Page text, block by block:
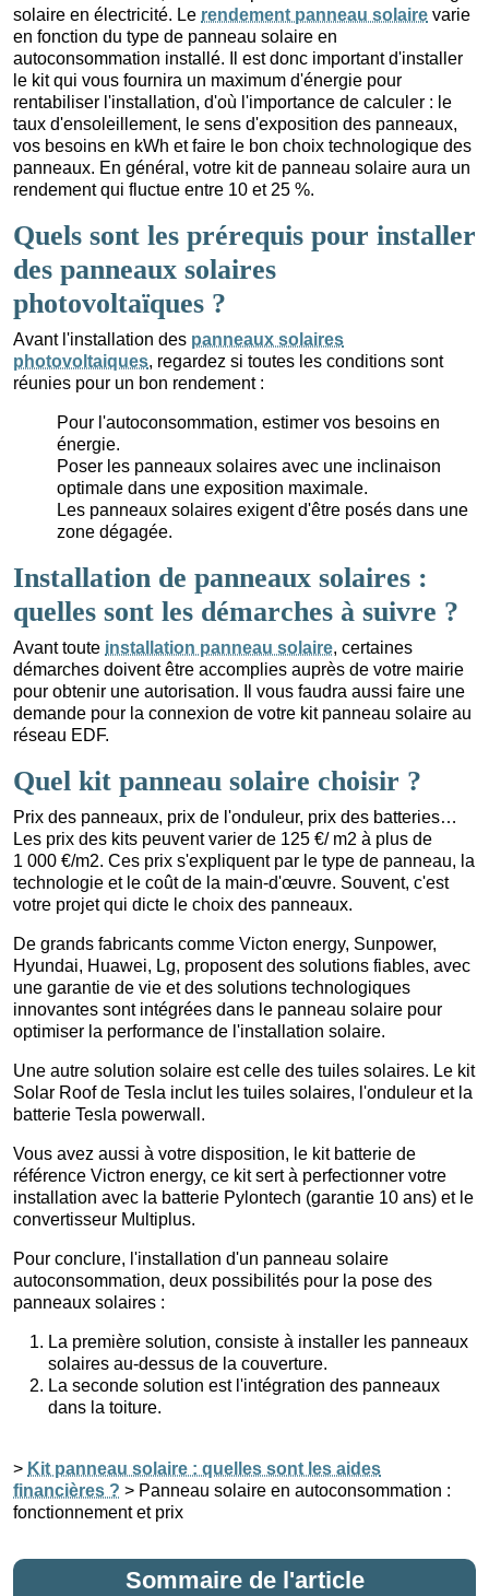
solaire en électricité. Le rendement panneau solaire varie
en fonction du type de panneau solaire en
autoconsommation installé. Il est donc important d'installer
le kit qui vous fournira un maximum d'énergie pour
rentabiliser l'installation, d'où l'importance de calculer : le
taux d'ensoleillement, le sens d'exposition des panneaux,
vos besoins en kWh et faire le bon choix technologique des
panneaux. En général, votre kit de panneau solaire aura un
rendement qui fluctue entre 10 et 25 %.
Quels sont les prérequis pour installer
des panneaux solaires
photovoltaïques ?
Avant l'installation des panneaux solaires
photovoltaiques, regardez si toutes les conditions sont
réunies pour un bon rendement :
Pour l'autoconsommation, estimer vos besoins en
énergie.
Poser les panneaux solaires avec une inclinaison
optimale dans une exposition maximale.
Les panneaux solaires exigent d'être posés dans une
zone dégagée.
Installation de panneaux solaires :
quelles sont les démarches à suivre ?
Avant toute installation panneau solaire, certaines
démarches doivent être accomplies auprès de votre mairie
pour obtenir une autorisation. Il vous faudra aussi faire une
demande pour la connexion de votre kit panneau solaire au
réseau EDF.
Quel kit panneau solaire choisir ?
Prix des panneaux, prix de l'onduleur, prix des batteries…
Les prix des kits peuvent varier de 125 €/ m2 à plus de
1 000 €/m2. Ces prix s'expliquent par le type de panneau, la
technologie et le coût de la main-d'œuvre. Souvent, c'est
votre projet qui dicte le choix des panneaux.
De grands fabricants comme Victon energy, Sunpower,
Hyundai, Huawei, Lg, proposent des solutions fiables, avec
une garantie de vie et des solutions technologiques
innovantes sont intégrées dans le panneau solaire pour
optimiser la performance de l'installation solaire.
Une autre solution solaire est celle des tuiles solaires. Le kit
Solar Roof de Tesla inclut les tuiles solaires, l'onduleur et la
batterie Tesla powerwall.
Vous avez aussi à votre disposition, le kit batterie de
référence Victron energy, ce kit sert à perfectionner votre
installation avec la batterie Pylontech (garantie 10 ans) et le
convertisseur Multiplus.
Pour conclure, l'installation d'un panneau solaire
autoconsommation, deux possibilités pour la pose des
panneaux solaires :
La première solution, consiste à installer les panneaux
solaires au-dessus de la couverture.
La seconde solution est l'intégration des panneaux
dans la toiture.
> Kit panneau solaire : quelles sont les aides
financières ? > Panneau solaire en autoconsommation :
fonctionnement et prix
Sommaire de l'article